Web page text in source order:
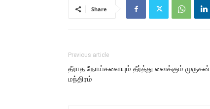
Share
Previous article
தீராத நோய்களையும் தீர்த்து வைக்கும் முருகன்
மந்திரம்